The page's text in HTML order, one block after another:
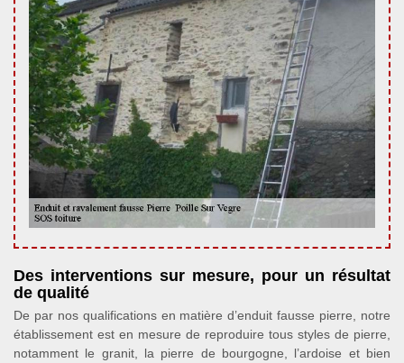
Des interventions sur mesure, pour un résultat
de qualité
De par nos qualifications en matière d’enduit fausse pierre, notre
établissement est en mesure de reproduire tous styles de pierre,
notamment le granit, la pierre de bourgogne, l’ardoise et bien